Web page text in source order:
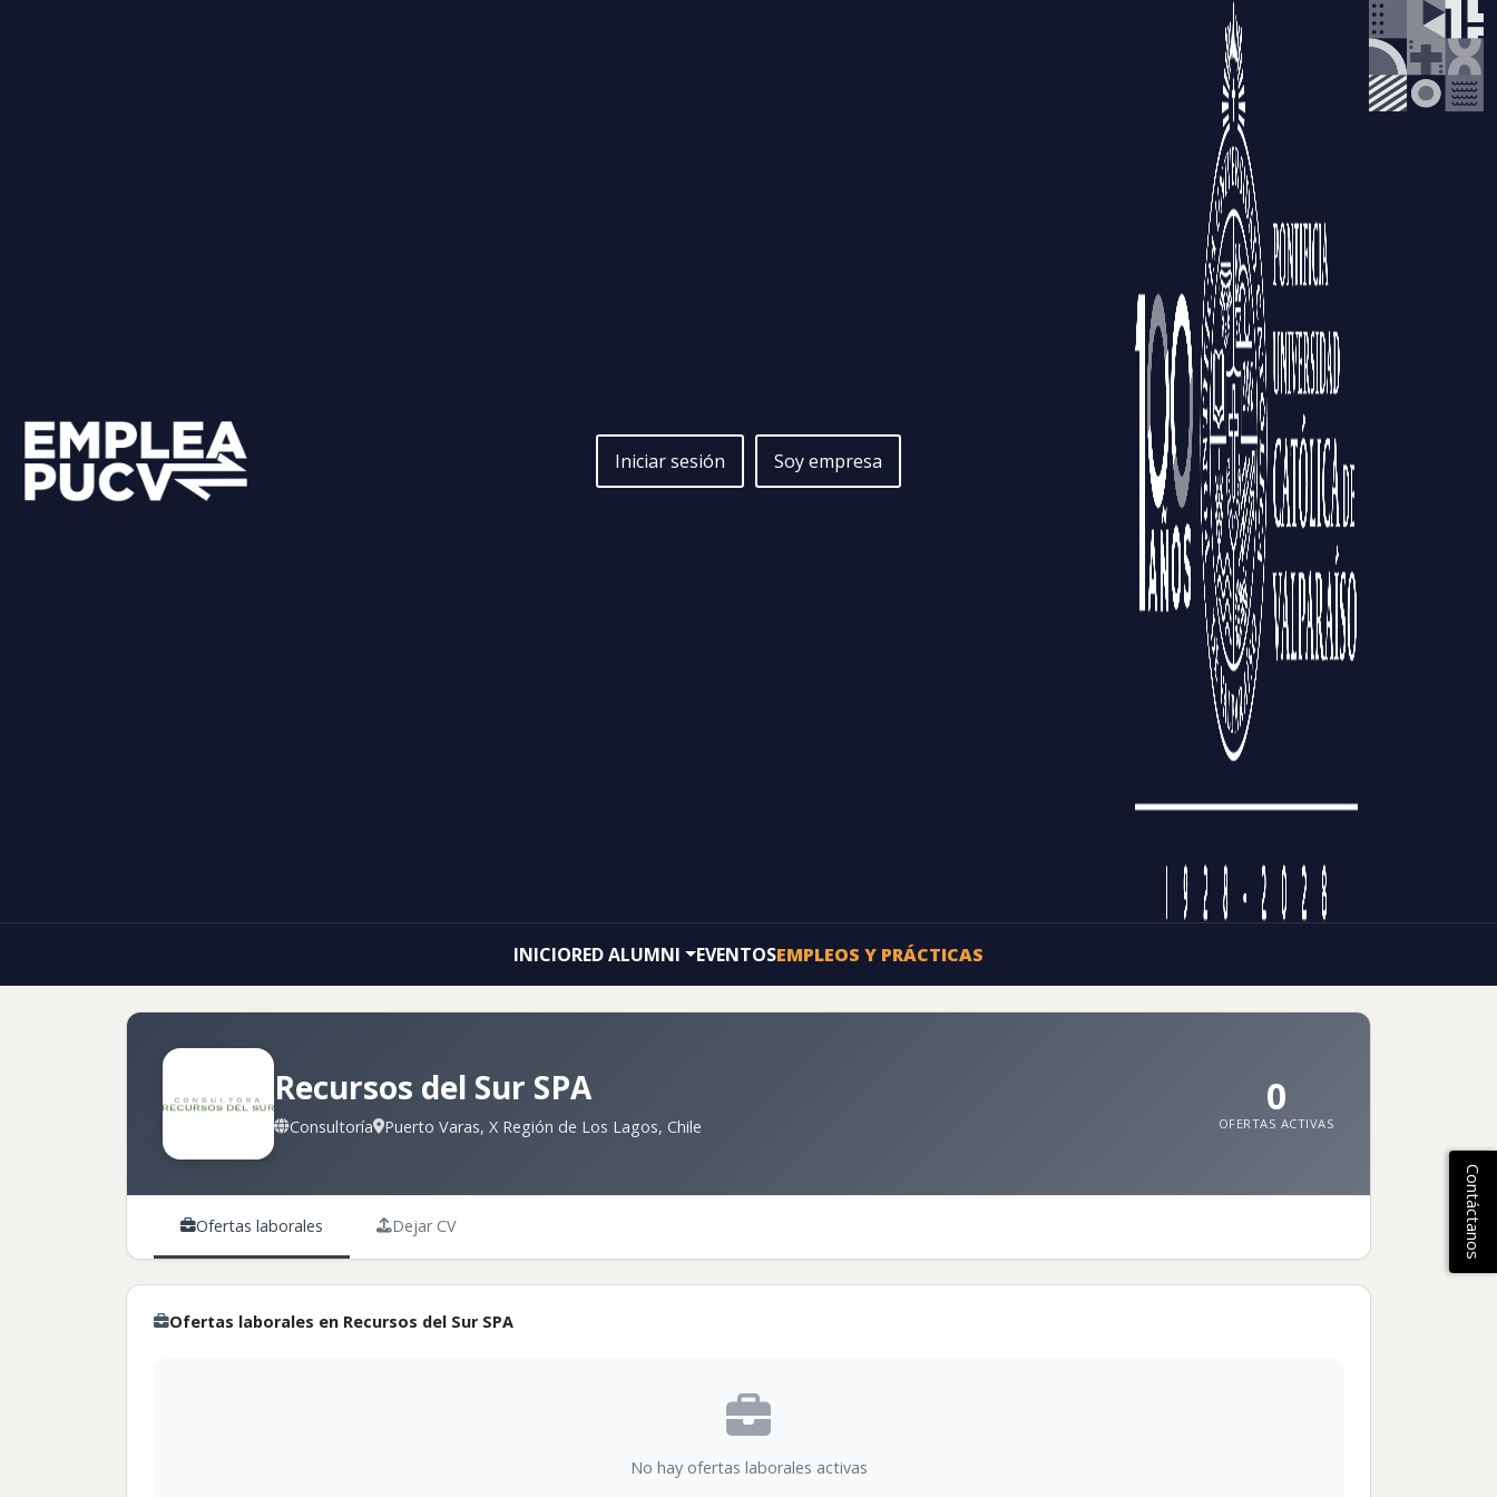
Iniciar sesión Soy empresa
INICIORED ALUMNI EVENTOSEMPLEOS Y PRÁCTICAS
Recursos del Sur SPA
Consultoría Puerto Varas, X Región de Los Lagos, Chile
0
OFERTAS ACTIVAS
Ofertas laborales Dejar CV
Ofertas laborales en Recursos del Sur SPA
No hay ofertas laborales activas
Contáctanos